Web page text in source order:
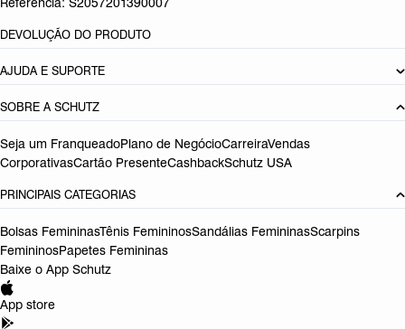
DEVOLUÇÃO DO PRODUTO
AJUDA E SUPORTE
SOBRE A SCHUTZ
Seja um FranqueadoPlano de NegócioCarreiraVendas
CorporativasCartão PresenteCashbackSchutz USA
PRINCIPAIS CATEGORIAS
Bolsas FemininasTênis FemininosSandálias FemininasScarpins
FemininosPapetes Femininas
Baixe o App Schutz
App store